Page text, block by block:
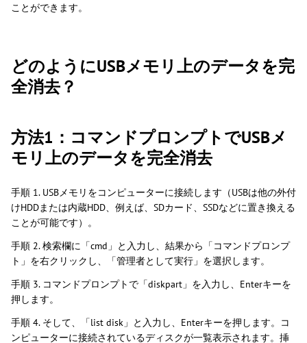
ことができます。
どのようにUSBメモリ上のデータを完
全消去？
方法1：コマンドプロンプトでUSBメ
モリ上のデータを完全消去
手順 1. USBメモリをコンピューターに接続します（USBは他の外付
けHDDまたは内蔵HDD、例えば、SDカード、SSDなどに置き換える
ことが可能です）。
手順 2. 検索欄に「cmd」と入力し、結果から「コマンドプロンプ
ト」を右クリックし、「管理者として実行」を選択します。
手順 3. コマンドプロンプトで「diskpart」を入力し、Enterキーを
押します。
手順 4. そして、「list disk」と入力し、Enterキーを押します。コ
ンピューターに接続されているディスクが一覧表示されます。挿